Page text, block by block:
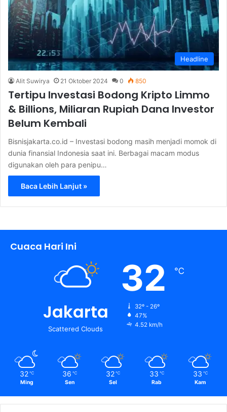
Headline
Alit Suwirya 21 Oktober 2024 0 850
Tertipu Investasi Bodong Kripto Limmo
& Billions, Miliaran Rupiah Dana Investor
Belum Kembali
Bisnisjakarta.co.id – Investasi bodong masih menjadi momok di
dunia finansial Indonesia saat ini. Berbagai macam modus
digunakan oleh para penipu…
Baca Lebih Lanjut »
Cuaca Hari Ini
Jakarta
Scattered Clouds
32 ℃
32º - 26º
47%
4.52 km/h
32 ℃
Ming
36 ℃
Sen
32 ℃
Sel
33 ℃
Rab
33 ℃
Kam